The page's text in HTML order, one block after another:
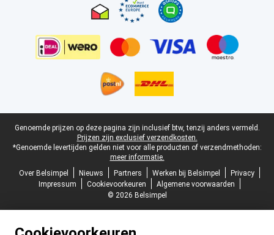
Juridische voettekst
Genoemde prijzen op deze pagina zijn inclusief btw, tenzij anders vermeld.
Prijzen zijn exclusief verzendkosten.
*Genoemde levertijden gelden niet voor alle producten of verzendmethoden:
meer informatie.
Over Belsimpel
Nieuws Partners Werken bij Belsimpel
Privacy
Impressum
Cookievoorkeuren
Algemene voorwaarden
© 2026 Belsimpel